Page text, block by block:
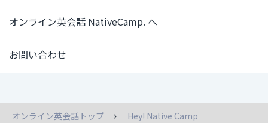
オンライン英会話 NativeCamp. へ
お問い合わせ
オンライン英会話トップ
Hey! Native Camp